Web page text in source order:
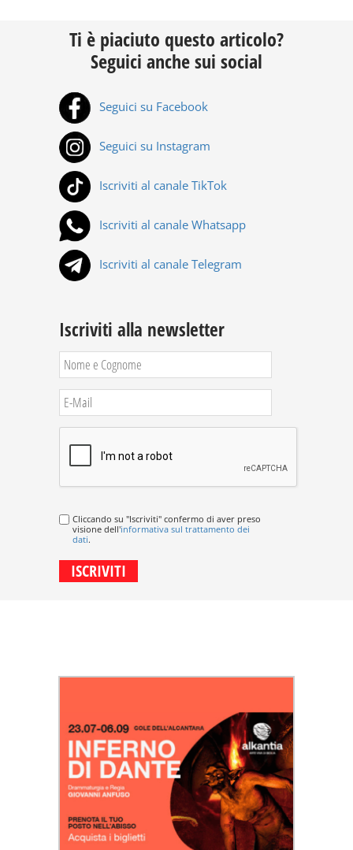
Ti è piaciuto questo articolo?
Seguici anche sui social
Seguici su Facebook
Seguici su Instagram
Iscriviti al canale TikTok
Iscriviti al canale Whatsapp
Iscriviti al canale Telegram
Iscriviti alla newsletter
Cliccando su "Iscriviti" confermo di aver preso
visione dell'informativa sul trattamento dei
dati.